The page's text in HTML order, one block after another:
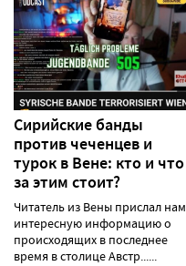
Сирийские банды
против чеченцев и
турок в Вене: кто и что
за этим стоит?
Читатель из Вены прислал нам
интересную информацию о
происходящих в последнее
время в столице Австр......